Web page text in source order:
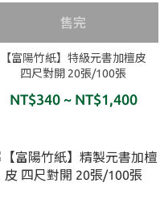
售完
【富陽竹紙】特級元書加檀皮
四尺對開 20張/100張
NT$340 ~ NT$1,400